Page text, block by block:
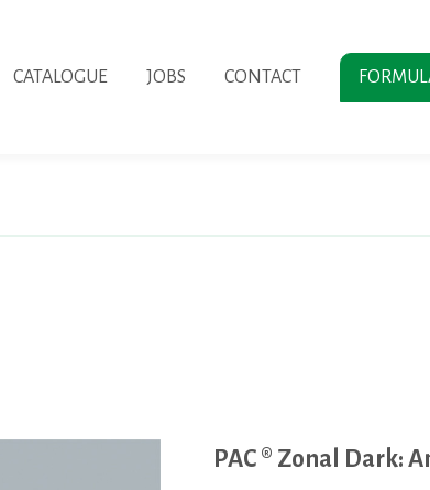
CATALOGUE JOBS CONTACT
PAC ® Zonal Dark: